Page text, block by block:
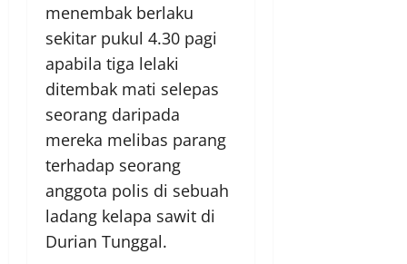
menembak berlaku
sekitar pukul 4.30 pagi
apabila tiga lelaki
ditembak mati selepas
seorang daripada
mereka melibas parang
terhadap seorang
anggota polis di sebuah
ladang kelapa sawit di
Durian Tunggal.